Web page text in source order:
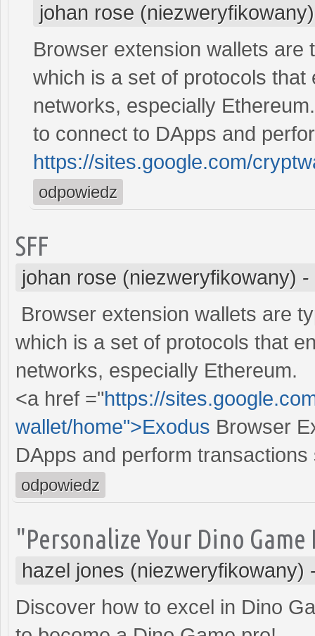
johan rose (niezweryfikowany)
Browser extension wallets are
which is a set of protocols
networks, especially
to connect to DApps and
https://sites.google.com/
odpowiedz
SFF
johan rose (niezweryfikowany) -
Browser extension wallets are
which is a set of protocols that
networks, especially Ethereum.
<a href ="https://
wallet/home">Exodus Browser
DApps and perform transactions
odpowiedz
"Personalize Your Dino
hazel jones (niezweryfikowany)
Discover how to excel in Dino